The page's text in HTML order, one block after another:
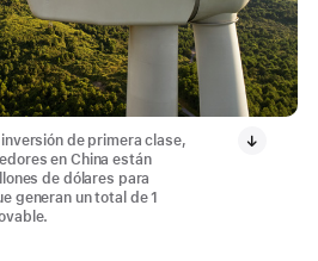
de primera clase,
en China están
de dólares para
generan un total de 1